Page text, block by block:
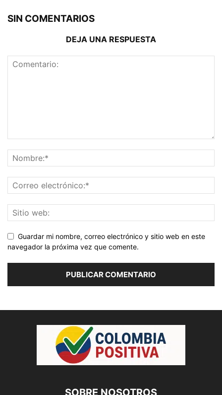
SIN COMENTARIOS
DEJA UNA RESPUESTA
Guardar mi nombre, correo electrónico y sitio web en este
navegador la próxima vez que comente.